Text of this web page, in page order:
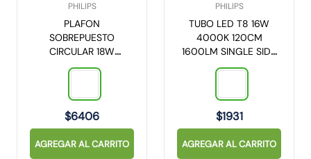
PHILIPS
PLAFON
SOBREPUESTO
CIRCULAR 18W
4000K 1300LM
(929002635601)
$6406
AGREGAR AL CARRITO
PHILIPS
TUBO LED T8 16W
4000K 120CM
1600LM SINGLE SIDE
PHILIPS
$1931
AGREGAR AL CARRITO